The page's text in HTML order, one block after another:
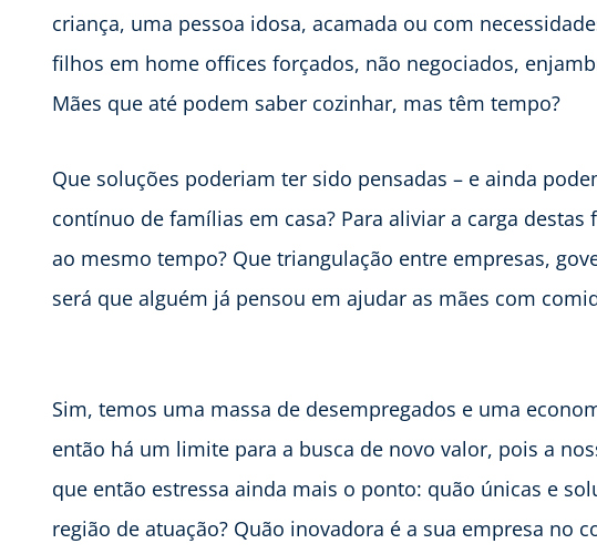
criança, uma pessoa idosa, acamada ou com
filhos em home offices forçados, não negociados,
Mães que até podem saber cozinhar, mas têm tempo?
Que soluções poderiam ter sido pensadas – e ainda
contínuo de famílias em casa? Para aliviar a carga
ao mesmo tempo? Que triangulação entre empresas,
será que alguém já pensou em ajudar as mães com
Sim, temos uma massa de desempregados e uma
então há um limite para a busca de novo valor, pois a
que então estressa ainda mais o ponto: quão únicas e
região de atuação? Quão inovadora é a sua empresa no